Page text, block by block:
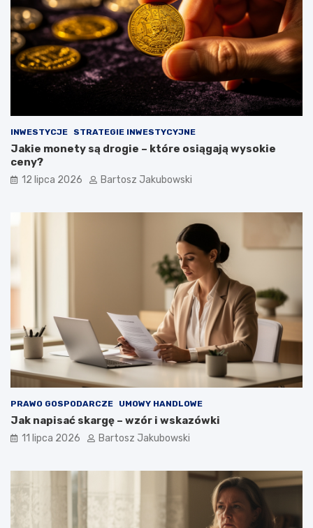
INWESTYCJE STRATEGIE INWESTYCYJNE
Jakie monety są drogie – które osiągają wysokie
ceny?
12 lipca 2026 Bartosz Jakubowski
PRAWO GOSPODARCZE UMOWY HANDLOWE
Jak napisać skargę – wzór i wskazówki
11 lipca 2026 Bartosz Jakubowski